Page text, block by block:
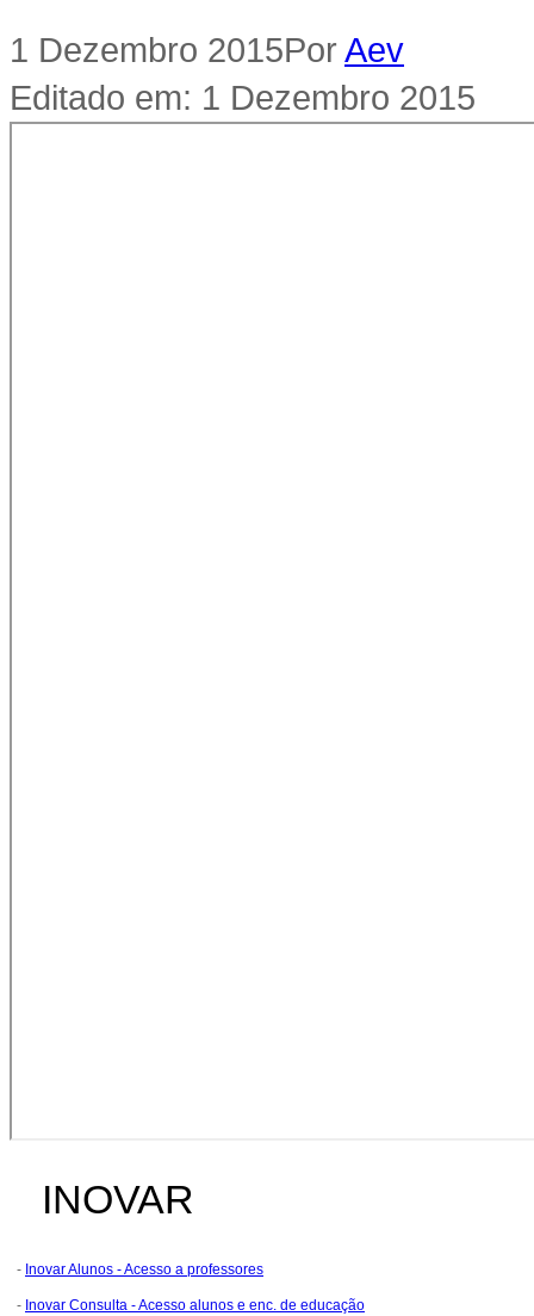
1 Dezembro 2015PorAev
Editado em: 1 Dezembro 2015
INOVAR
- Inovar Alunos - Acesso a professores
- Inovar Consulta - Acesso alunos e enc. de educação